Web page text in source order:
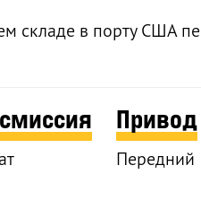
складе в порту США
Привод
Передний